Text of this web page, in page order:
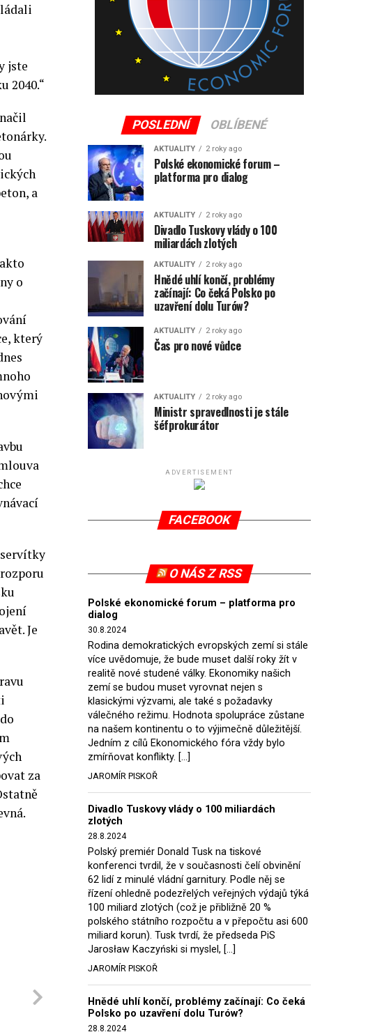
jste
2040.“
a
o
který
servítky
Je
za
POSLEDNÍ OBLÍBENÉ
AKTUALITY 2 roky ago
Polské ekonomické forum –
platforma pro dialog
AKTUALITY 2 roky ago
Divadlo Tuskovy vlády o 100
miliardách zlotých
AKTUALITY 2 roky ago
Hnědé uhlí končí, problémy
začínají: Co čeká Polsko po
uzavření dolu Turów?
AKTUALITY 2 roky ago
Čas pro nové vůdce
AKTUALITY 2 roky ago
Ministr spravedlnosti je stále
šéfprokurátor
ADVERTISEMENT
FACEBOOK
O NÁS Z RSS
Polské ekonomické forum – platforma pro
dialog
30.8.2024
Rodina demokratických evropských zemí si stále
více uvědomuje, že bude muset další roky žít v
realitě nové studené války. Ekonomiky našich
zemí se budou muset vyrovnat nejen s
klasickými výzvami, ale také s požadavky
válečného režimu. Hodnota spolupráce zůstane
na našem kontinentu o to výjimečně důležitější.
Jedním z cílů Ekonomického fóra vždy bylo
zmírňovat konflikty. […]
JAROMÍR PISKOŘ
Divadlo Tuskovy vlády o 100 miliardách
zlotých
28.8.2024
Polský premiér Donald Tusk na tiskové
konferenci tvrdil, že v současnosti čelí obvinění
62 lidí z minulé vládní garnitury. Podle něj se
řízení ohledně podezřelých veřejných výdajů týká
100 miliard zlotých (což je přibližně 20 %
polského státního rozpočtu a v přepočtu asi 600
miliard korun). Tusk tvrdí, že předseda PiS
Jarosław Kaczyński si myslel, […]
JAROMÍR PISKOŘ
Hnědé uhlí končí, problémy začínají: Co čeká
Polsko po uzavření dolu Turów?
28.8.2024